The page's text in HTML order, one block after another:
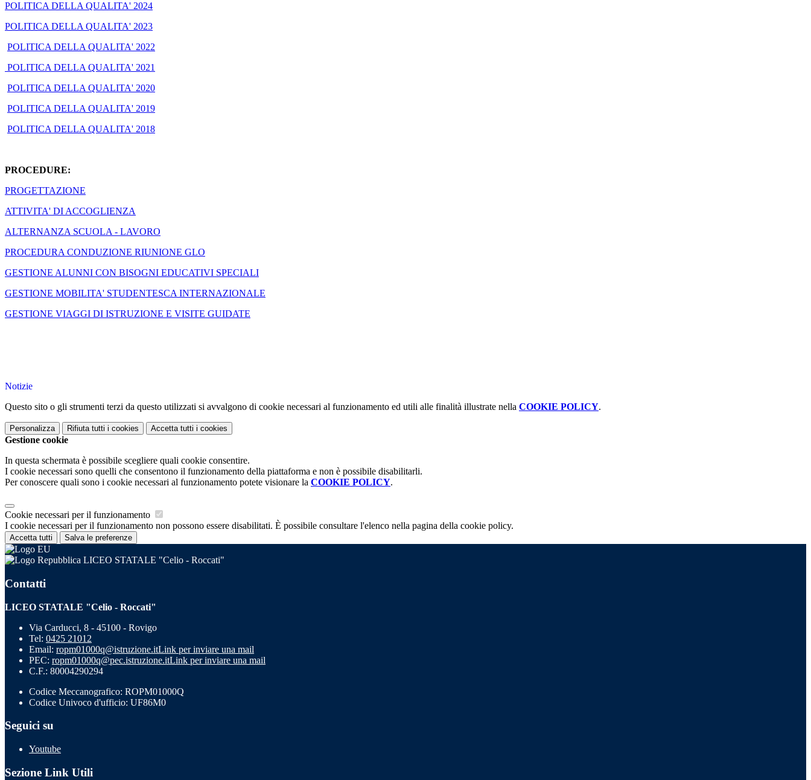
POLITICA DELLA QUALITA' 2024
POLITICA DELLA QUALITA' 2023
POLITICA DELLA QUALITA' 2022
POLITICA DELLA QUALITA' 2021
POLITICA DELLA QUALITA' 2020
POLITICA DELLA QUALITA' 2019
POLITICA DELLA QUALITA' 2018
PROCEDURE:
PROGETTAZIONE
ATTIVITA' DI ACCOGLIENZA
ALTERNANZA SCUOLA - LAVORO
PROCEDURA CONDUZIONE RIUNIONE GLO
GESTIONE ALUNNI CON BISOGNI EDUCATIVI SPECIALI
GESTIONE MOBILITA' STUDENTESCA INTERNAZIONALE
GESTIONE VIAGGI DI ISTRUZIONE E VISITE GUIDATE
Notizie
Questo sito o gli strumenti terzi da questo utilizzati si avvalgono di cookie necessari al funzionamento ed utili alle finalità illustrate nella COOKIE POLICY.
Personalizza Rifiuta tutti i cookies Accetta tutti i cookies
Gestione cookie
In questa schermata è possibile scegliere quali cookie consentire.
I cookie necessari sono quelli che consentono il funzionamento della piattaforma e non è possibile disabilitarli.
Per conoscere quali sono i cookie necessari al funzionamento potete visionare la COOKIE POLICY.
Cookie necessari per il funzionamento
I cookie necessari per il funzionamento non possono essere disabilitati. È possibile consultare l'elenco nella pagina della cookie policy.
Accetta tutti Salva le preferenze
LICEO STATALE "Celio - Roccati"
Contatti
LICEO STATALE "Celio - Roccati"
Via Carducci, 8 - 45100 - Rovigo
Tel: 0425 21012
Email: ropm01000q@istruzione.itLink per inviare una mail
PEC: ropm01000q@pec.istruzione.itLink per inviare una mail
C.F.: 80004290294
Codice Meccanografico: ROPM01000Q
Codice Univoco d'ufficio: UF86M0
Seguici su
Youtube
Sezione Link Utili